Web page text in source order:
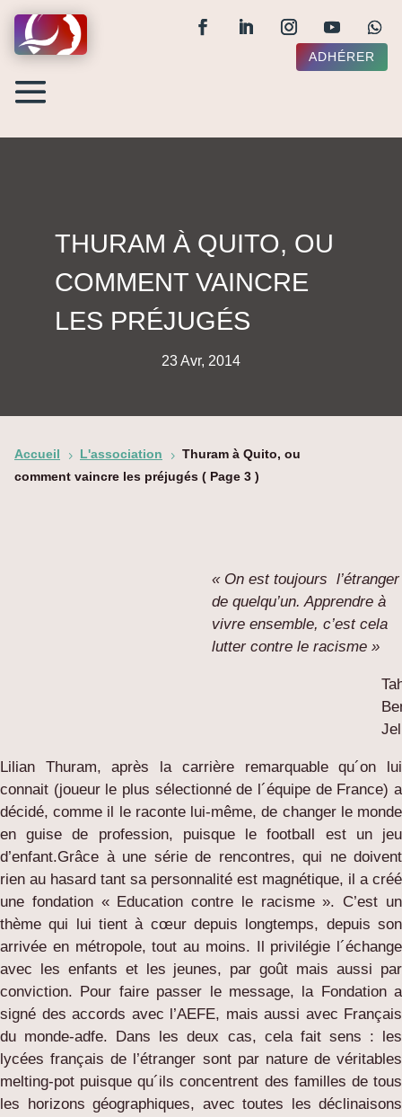
ADHÉRER
THURAM À QUITO, OU
COMMENT VAINCRE
LES PRÉJUGÉS
23 Avr, 2014
Accueil 5 L'association 5 Thuram à Quito, ou
comment vaincre les préjugés ( Page 3 )
« On est toujours l’étranger
de quelqu’un. Apprendre à
vivre ensemble, c’est cela
lutter contre le racisme »
Lilian Thuram, après la carrière remarquable qu´on lui
connait (joueur le plus sélectionné de l´équipe de France) a
décidé, comme il le raconte lui-même, de changer le monde
en guise de profession, puisque le football est un jeu
d’enfant.Grâce à une série de rencontres, qui ne doivent
rien au hasard tant sa personnalité est magnétique, il a créé
une fondation « Education contre le racisme ». C’est un
thème qui lui tient à cœur depuis longtemps, depuis son
arrivée en métropole, tout au moins. Il privilégie l´échange
avec les enfants et les jeunes, par goût mais aussi par
conviction. Pour faire passer le message, la Fondation a
signé des accords avec l’AEFE, mais aussi avec Français
du monde-adfe. Dans les deux cas, cela fait sens : les
lycées français de l’étranger sont par nature de véritables
melting-pot puisque qu´ils concentrent des familles de tous
les horizons géographiques, avec toutes les déclinaisons